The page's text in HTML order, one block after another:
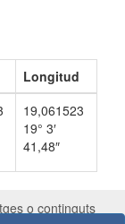
Longitud
19,061523
19° 3′
41,48″
o continguts